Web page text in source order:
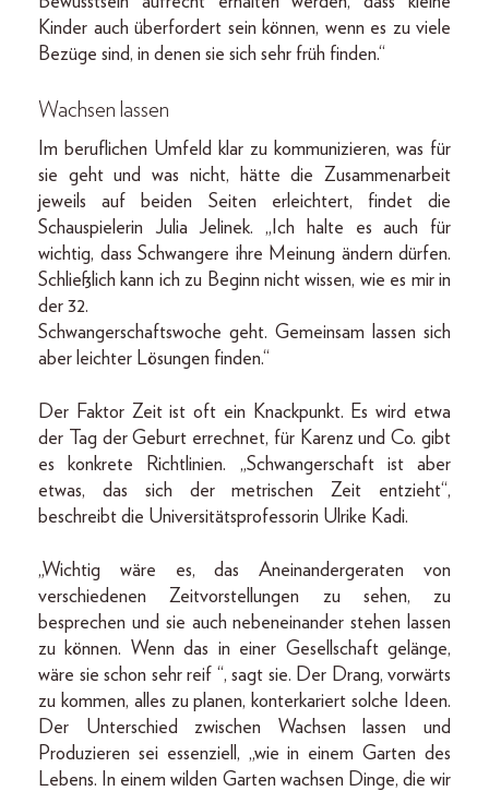
Kinder auch überfordert sein können, wenn es zu viele
Bezüge sind, in denen sie sich sehr früh finden.“
Wachsen lassen
Im beruflichen Umfeld klar zu kommunizieren, was für
sie geht und was nicht, hätte die Zusammenarbeit
jeweils auf beiden Seiten erleichtert, findet die
Schauspielerin Julia Jelinek. „Ich halte es auch für
wichtig, dass Schwangere ihre Meinung ändern dürfen.
Schließlich kann ich zu Beginn nicht wissen, wie es mir in
der 32.
Schwangerschaftswoche geht. Gemeinsam lassen sich
aber leichter Lösungen finden.“
Der Faktor Zeit ist oft ein Knackpunkt. Es wird etwa
der Tag der Geburt errechnet, für Karenz und Co. gibt
es konkrete Richtlinien. „Schwangerschaft ist aber
etwas, das sich der metrischen Zeit entzieht“,
beschreibt die Universitätsprofessorin Ulrike Kadi.
„Wichtig wäre es, das Aneinandergeraten von
verschiedenen Zeitvorstellungen zu sehen, zu
besprechen und sie auch nebeneinander stehen lassen
zu können. Wenn das in einer Gesellschaft gelänge,
wäre sie schon sehr reif “, sagt sie. Der Drang, vorwärts
zu kommen, alles zu planen, konterkariert solche Ideen.
Der Unterschied zwischen Wachsen lassen und
Produzieren sei essenziell, „wie in einem Garten des
Lebens. In einem wilden Garten wachsen Dinge, die wir